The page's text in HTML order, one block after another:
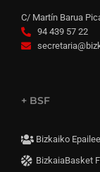
C/ Martín Barua
94 439 57 22
+ BSF
Bizkaiko
BizkaiaBasket